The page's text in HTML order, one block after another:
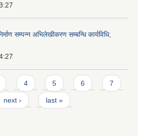
सम्पन्न अभिलेखीकरण सम्बन्धि कार्यविधि,
4 5 6 7
next › last »